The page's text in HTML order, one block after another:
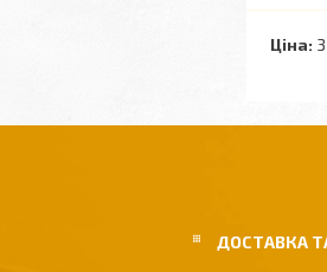
Ціна:
ДОСТАВКА